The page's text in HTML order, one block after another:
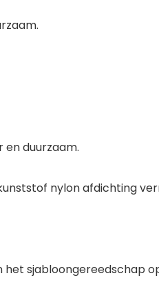
en duurzaam.
nylon afdichting
sjabloongereedschap